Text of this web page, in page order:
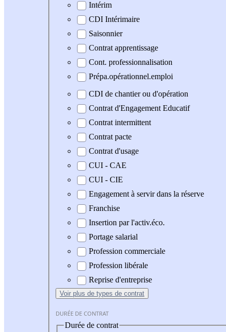
Intérim
CDI Intérimaire
Saisonnier
Contrat apprentissage
Cont. professionnalisation
Prépa.opérationnel.emploi
CDI de chantier ou d'opération
Contrat d'Engagement Educatif
Contrat intermittent
Contrat pacte
Contrat d'usage
CUI - CAE
CUI - CIE
Engagement à servir dans la réserve
Franchise
Insertion par l'activ.éco.
Portage salarial
Profession commerciale
Profession libérale
Reprise d'entreprise
Voir plus de types de contrat
DURÉE DE CONTRAT
Durée de contrat